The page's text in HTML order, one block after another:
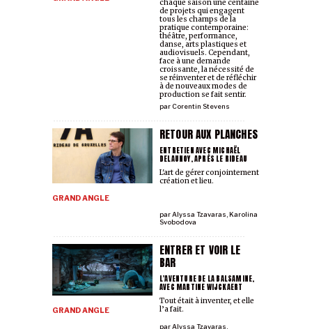
par Corentin Stevens
chaque saison une centaine
de projets qui engagent
tous les champs de la
pratique contemporaine:
théâtre, performance,
danse, arts plastiques et
audiovisuels. Cependant,
face à une demande
croissante, la nécessité de
se réinventer et de réfléchir
à de nouveaux modes de
production se fait sentir.
RETOUR AUX PLANCHES
ENTRETIEN AVEC MICHAËL
DELAUNOY, APRÈS LE RIDEAU
GRAND ANGLE
parAlyssa Tzavaras,Karolina
Svobodova
L'art de gérer conjointement
création et lieu.
ENTRER ET VOIR LE
BAR
L'AVENTURE DE LA BALSAMINE,
AVEC MARTINE WIJCKAERT
GRAND ANGLE
parAlyssa Tzavaras
Tout était à inventer, et elle
l’a fait.